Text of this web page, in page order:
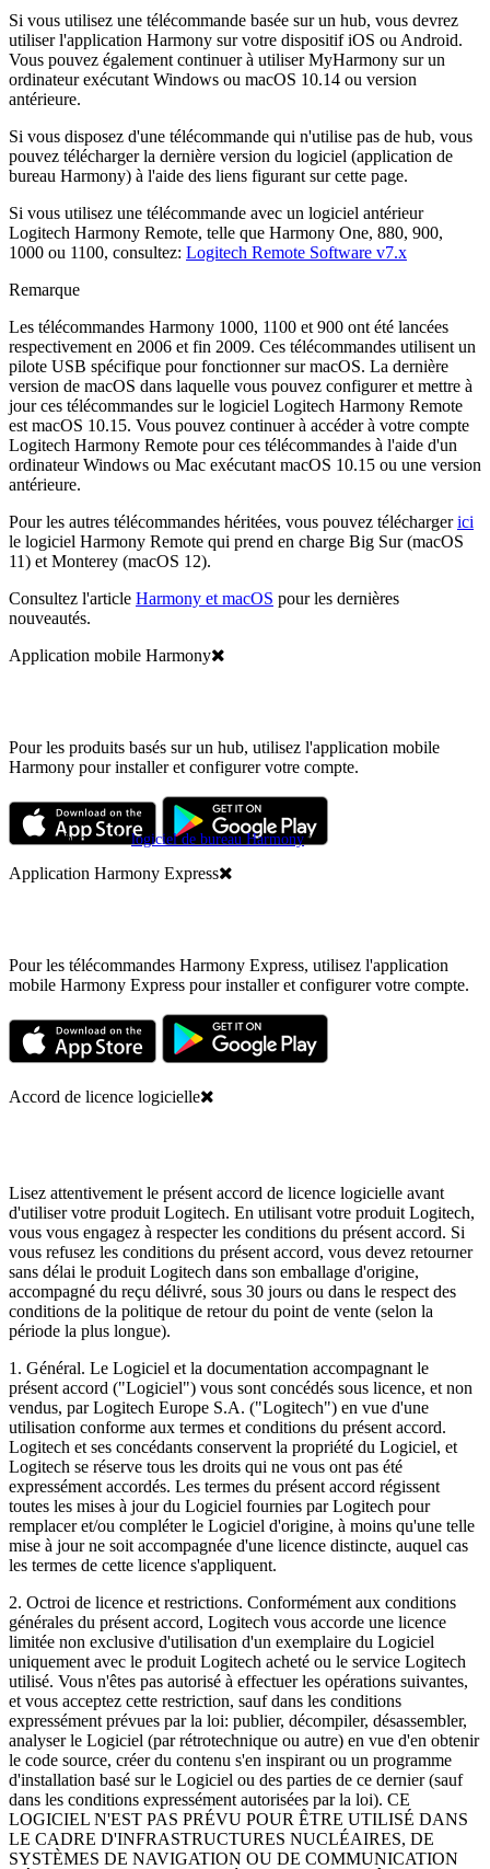
Si vous utilisez une télécommande basée sur un hub, vous devrez
utiliser l'application Harmony sur votre dispositif iOS ou Android.
Vous pouvez également continuer à utiliser MyHarmony sur un
ordinateur exécutant Windows ou macOS 10.14 ou version
antérieure.
Si vous disposez d'une télécommande qui n'utilise pas de hub, vous
pouvez télécharger la dernière version du logiciel (application de
bureau Harmony) à l'aide des liens figurant sur cette page.
Si vous utilisez une télécommande avec un logiciel antérieur
Logitech Harmony Remote, telle que Harmony One, 880, 900,
1000 ou 1100, consultez: Logitech Remote Software v7.x
Remarque
Les télécommandes Harmony 1000, 1100 et 900 ont été lancées
respectivement en 2006 et fin 2009. Ces télécommandes utilisent un
pilote USB spécifique pour fonctionner sur macOS. La dernière
version de macOS dans laquelle vous pouvez configurer et mettre à
jour ces télécommandes sur le logiciel Logitech Harmony Remote
est macOS 10.15. Vous pouvez continuer à accéder à votre compte
Logitech Harmony Remote pour ces télécommandes à l'aide d'un
ordinateur Windows ou Mac exécutant macOS 10.15 ou une version
antérieure.
Pour les autres télécommandes héritées, vous pouvez téléchargerici
le logiciel Harmony Remote qui prend en charge Big Sur (macOS
11) et Monterey (macOS 12).
Consultez l'article Harmony et macOS pour les dernières
nouveautés.
Application mobile Harmony
Pour les produits basés sur un hub, utilisez l'application mobile
Harmony pour installer et configurer votre compte.
Vous recherchez lelogiciel de bureau Harmony ?
Application Harmony Express
Pour les télécommandes Harmony Express, utilisez l'application
mobile Harmony Express pour installer et configurer votre compte.
Accord de licence logicielle
Lisez attentivement le présent accord de licence logicielle avant
d'utiliser votre produit Logitech. En utilisant votre produit Logitech,
vous vous engagez à respecter les conditions du présent accord. Si
vous refusez les conditions du présent accord, vous devez retourner
sans délai le produit Logitech dans son emballage d'origine,
accompagné du reçu délivré, sous 30 jours ou dans le respect des
conditions de la politique de retour du point de vente (selon la
période la plus longue).
1. Général. Le Logiciel et la documentation accompagnant le
présent accord ("Logiciel") vous sont concédés sous licence, et non
vendus, par Logitech Europe S.A. ("Logitech") en vue d'une
utilisation conforme aux termes et conditions du présent accord.
Logitech et ses concédants conservent la propriété du Logiciel, et
Logitech se réserve tous les droits qui ne vous ont pas été
expressément accordés. Les termes du présent accord régissent
toutes les mises à jour du Logiciel fournies par Logitech pour
remplacer et/ou compléter le Logiciel d'origine, à moins qu'une telle
mise à jour ne soit accompagnée d'une licence distincte, auquel cas
les termes de cette licence s'appliquent.
2. Octroi de licence et restrictions. Conformément aux conditions
générales du présent accord, Logitech vous accorde une licence
limitée non exclusive d'utilisation d'un exemplaire du Logiciel
uniquement avec le produit Logitech acheté ou le service Logitech
utilisé. Vous n'êtes pas autorisé à effectuer les opérations suivantes,
et vous acceptez cette restriction, sauf dans les conditions
expressément prévues par la loi: publier, décompiler, désassembler,
analyser le Logiciel (par rétrotechnique ou autre) en vue d'en obtenir
le code source, créer du contenu s'en inspirant ou un programme
d'installation basé sur le Logiciel ou des parties de ce dernier (sauf
dans les conditions expressément autorisées par la loi). CE
LOGICIEL N'EST PAS PRÉVU POUR ÊTRE UTILISÉ DANS
LE CADRE D'INFRASTRUCTURES NUCLÉAIRES, DE
SYSTÈMES DE NAVIGATION OU DE COMMUNICATION